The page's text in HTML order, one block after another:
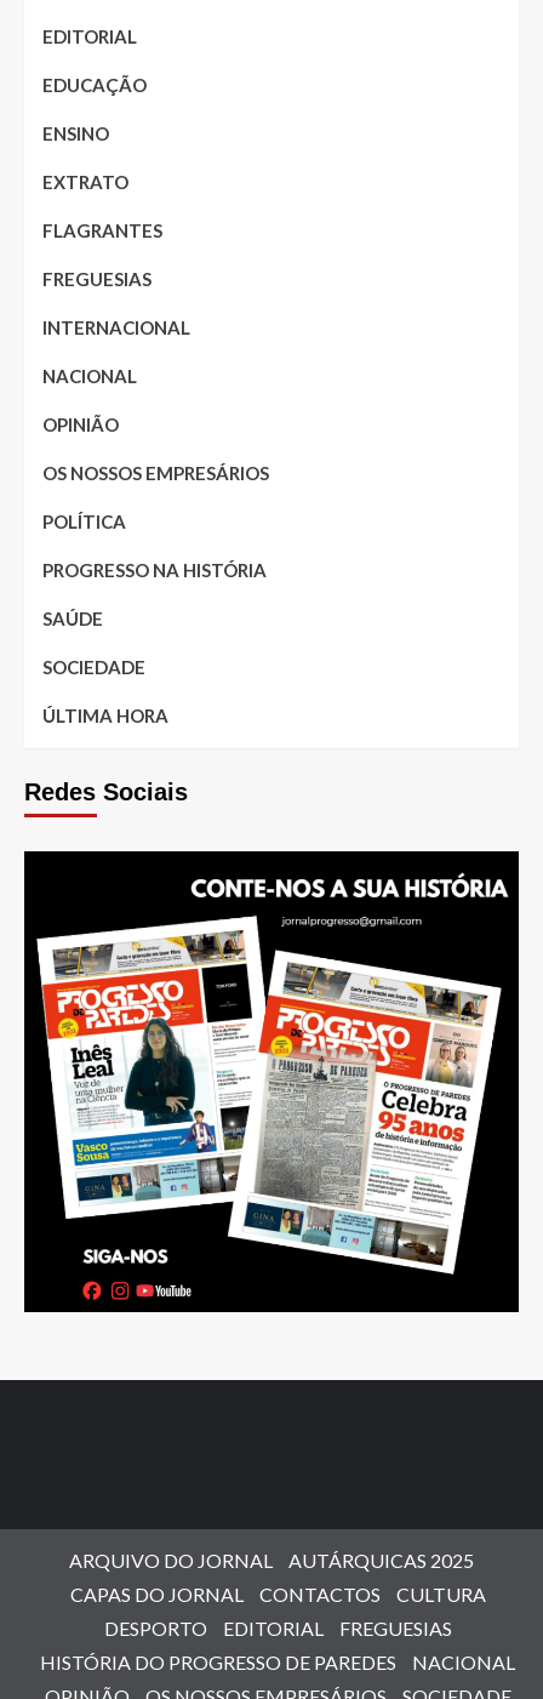
EDITORIAL
EDUCAÇÃO
ENSINO
EXTRATO
FLAGRANTES
FREGUESIAS
INTERNACIONAL
NACIONAL
OPINIÃO
OS NOSSOS EMPRESÁRIOS
POLÍTICA
PROGRESSO NA HISTÓRIA
SAÚDE
SOCIEDADE
ÚLTIMA HORA
Redes Sociais
ARQUIVO DO JORNAL
AUTÁRQUICAS 2025
CAPAS DO JORNAL
CONTACTOS
CULTURA
DESPORTO
EDITORIAL
FREGUESIAS
HISTÓRIA DO PROGRESSO DE PAREDES
NACIONAL